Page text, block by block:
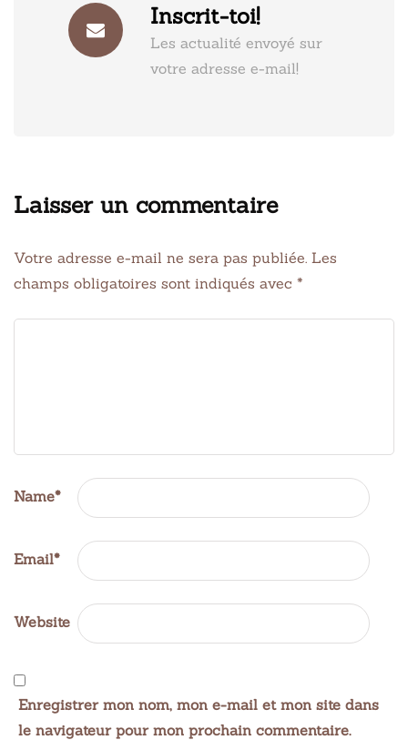
Inscrit-toi!
Les actualité envoyé sur
votre adresse e-mail!
Laisser un commentaire
Votre adresse e-mail ne sera pas publiée. Les
champs obligatoires sont indiqués avec *
Name*
Email*
Website
Enregistrer mon nom, mon e-mail et mon site dans
le navigateur pour mon prochain commentaire.